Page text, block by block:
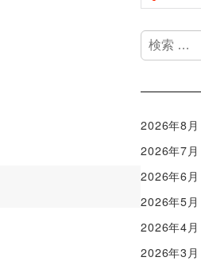
検
索
2026年8月
2026年7月
2026年6月
2026年5月
2026年4月
2026年3月